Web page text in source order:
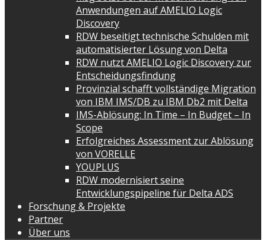
Anwendungen auf AMELIO Logic
Discovery
RDW beseitigt technische Schulden mit
automatisierter Lösung von Delta
RDW nutzt AMELIO Logic Discovery zur
Entscheidungsfindung
Provinzial schafft vollständige Migration
von IBM IMS/DB zu IBM Db2 mit Delta
IMS-Ablösung: In Time – In Budget – In
Scope
Erfolgreiches Assessment zur Ablösung
von VORELLE
YOUPLUS
RDW modernisiert seine
Entwicklungspipeline für Delta ADS
Forschung & Projekte
Partner
Über uns